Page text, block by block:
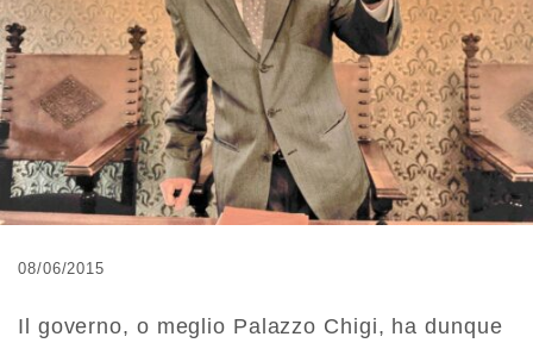
08/06/2015
Il governo, o meglio Palazzo Chigi, ha dunque